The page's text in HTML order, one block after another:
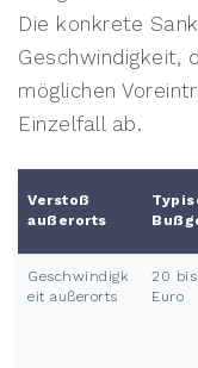
Die konkrete
Geschwindigkeit,
möglichen
Einzelfall ab.
Verstoß
außerorts
Geschwindigk
eit außerorts
20
Euro